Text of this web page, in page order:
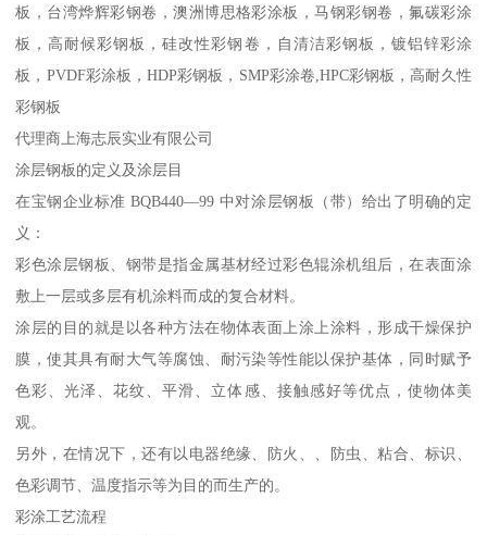
板，台湾烨辉彩钢卷，澳洲博思格彩涂板，马钢彩钢卷，氟碳彩涂
板，高耐候彩钢板，硅改性彩钢卷，自清洁彩钢板，镀铝锌彩涂
板，PVDF彩涂板，HDP彩钢板，SMP彩涂卷,HPC彩钢板，高耐久性
彩钢板
代理商上海志辰实业有限公司
涂层钢板的定义及涂层目
在宝钢企业标准 BQB440—99 中对涂层钢板（带）给出了明确的定
义：
彩色涂层钢板、钢带是指金属基材经过彩色辊涂机组后，在表面涂
敷上一层或多层有机涂料而成的复合材料。
涂层的目的就是以各种方法在物体表面上涂上涂料，形成干燥保护
膜，使其具有耐大气等腐蚀、耐污染等性能以保护基体，同时赋予
色彩、光泽、花纹、平滑、立体感、接触感好等优点，使物体美
观。
另外，在情况下，还有以电器绝缘、防火、、防虫、粘合、标识、
色彩调节、温度指示等为目的而生产的。
彩涂工艺流程